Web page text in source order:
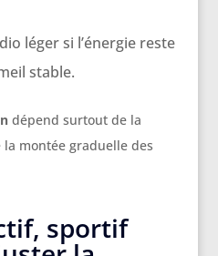
léger si l’énergie reste
stable.
dépend surtout de la
montée graduelle des
sportif